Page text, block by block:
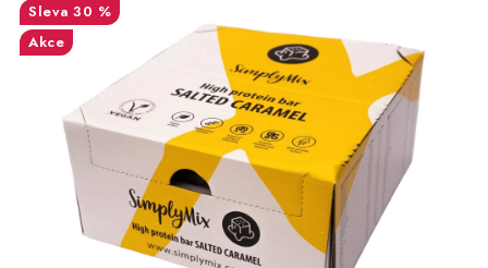
EKO DROGERIE A KOSMETIKA
VITAMÍNY
DOPRAVA A PLATBA
VELKOOBCHOD
30 %
Akce